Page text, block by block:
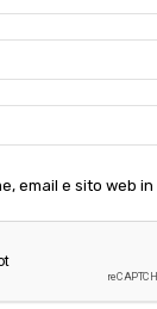
email e sito web